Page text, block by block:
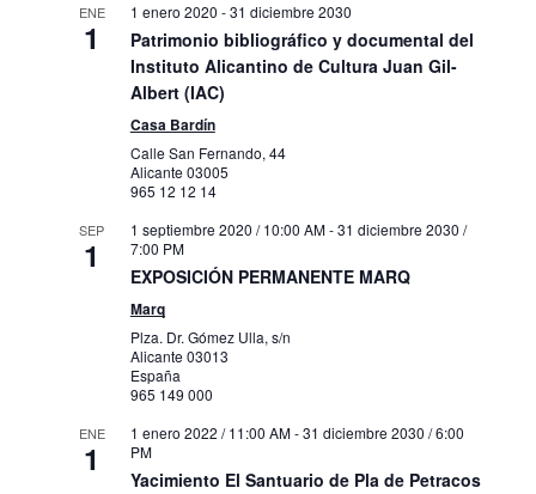
ENE
1
1 enero 2020 -31 diciembre 2030
Patrimonio bibliográfico y documental del
Instituto Alicantino de Cultura Juan Gil-
Albert (IAC)
Casa Bardín
Calle San Fernando, 44
Alicante 03005
965 12 12 14
SEP
1
1 septiembre 2020 / 10:00 AM-31 diciembre 2030 /
7:00 PM
EXPOSICIÓN PERMANENTE MARQ
Marq
Plza. Dr. Gómez Ulla, s/n
Alicante 03013
España
965 149 000
ENE
1
1 enero 2022 / 11:00 AM-31 diciembre 2030 / 6:00
PM
Yacimiento El Santuario de Pla de Petracos